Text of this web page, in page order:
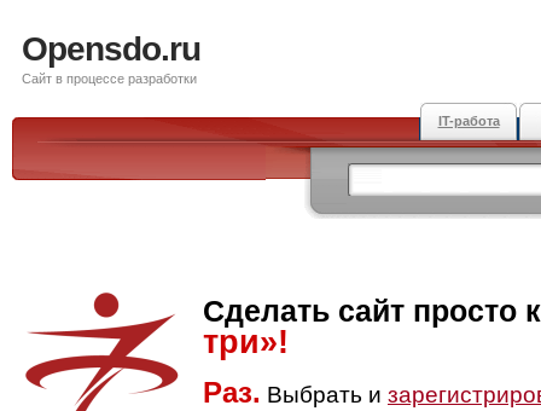
Opensdo.ru
Сайт в процессе разработки
IT-работа
Сделать сайт просто
три»!
Раз. Выбрать и